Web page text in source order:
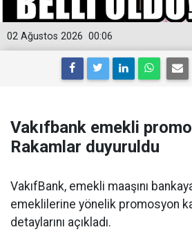
00:06
02 Ağustos 2026
Vakıfbank emekli
Rakamlar duyuruldu
VakıfBank, emekli maaşını
emeklilerine yönelik promosyon
detaylarını açıkladı.